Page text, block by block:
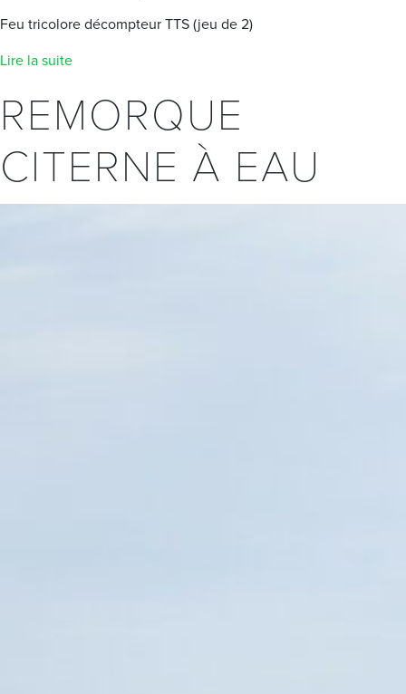
Feu tricolore décompteur TTS (jeu de 2)
Lire la suite
REMORQUE
CITERNE À EAU